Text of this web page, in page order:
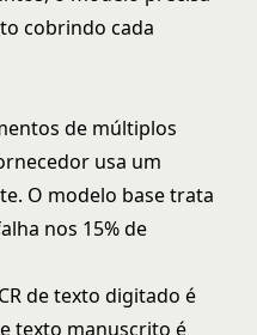
cobrindo cada
de múltiplos
usa um
O modelo base trata
nos 15% de
de texto digitado é
texto manuscrito é